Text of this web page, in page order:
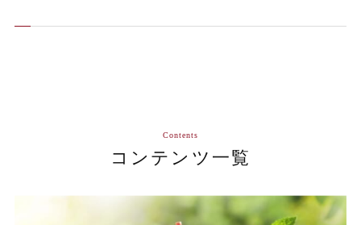
コンテンツ一覧
Contents